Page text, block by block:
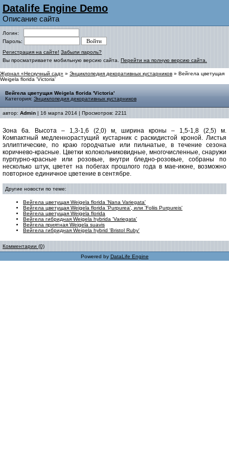
Datalife Engine Demo
Описание сайта
Логин:
Пароль:
Регистрация на сайте! Забыли пароль?
Вы просматриваете мобильную версию сайта. Перейти на полную версию сайта.
Журнал «Нескучный сад» » Энциклопедия декоративных кустарников » Вейгела цветущая
Weigela florida 'Victoria'
Вейгела цветущая Weigela florida 'Victoria'
Категория: Энциклопедия декоративных кустарников
автор: Admin | 16 марта 2014 | Просмотров: 2211
Зона 6а.
Высота – 1,3-1,6 (2,0) м, ширина кроны – 1,5-1,8 (2,5) м.
Компактный медленнорастущий кустарник с раскидистой кроной. Листья
эллиптические, по краю городчатые или пильчатые, в течение сезона
коричнево-красные. Цветки колокольчиковидные, многочисленные, снаружи
пурпурно-красные или розовые, внутри бледно-розовые, собраны по
несколько штук, цветет на побегах прошлого года в мае-июне, возможно
повторное единичное цветение в сентябре.
Другие новости по теме:
Вейгела цветущая Weigela florida 'Nana Variegata'
Вейгела цветущая Weigela florida 'Рurрurеа', или 'Foliis Purpureis'
Вейгела цветущая Weigela florida
Вейгела гибридная Weigela hybrida 'Variegata'
Вейгела приятная Weigela suavis
Вейгела гибридная Weigela hybrid 'Bristol Ruby'
Комментарии (0)
Powered by DataLife Engine